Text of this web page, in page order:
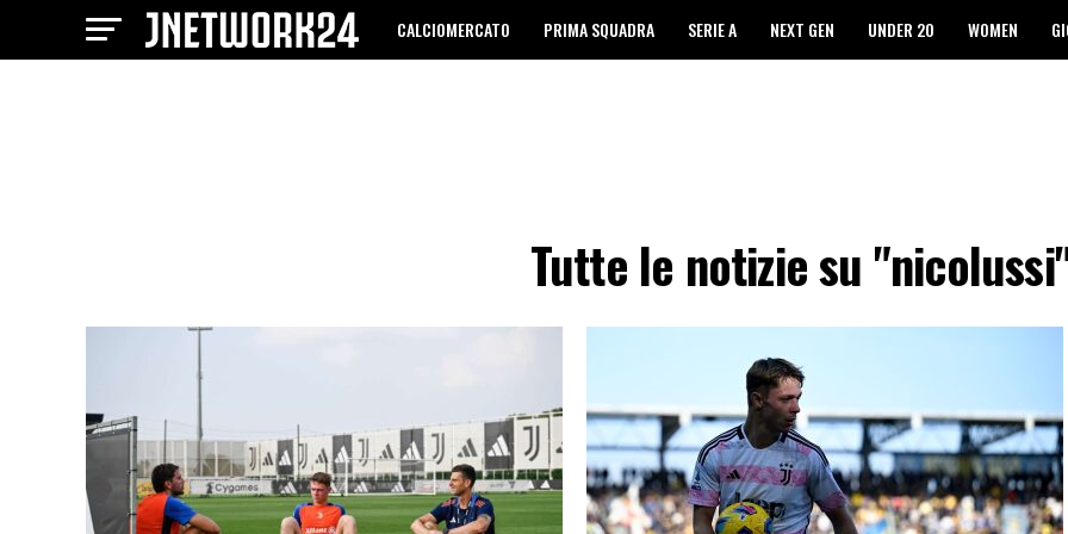
CALCIOMERCATO PRIMA SQUADRA SERIE A NEXT GEN UNDER 20 WOMEN
Tutte le notizie su